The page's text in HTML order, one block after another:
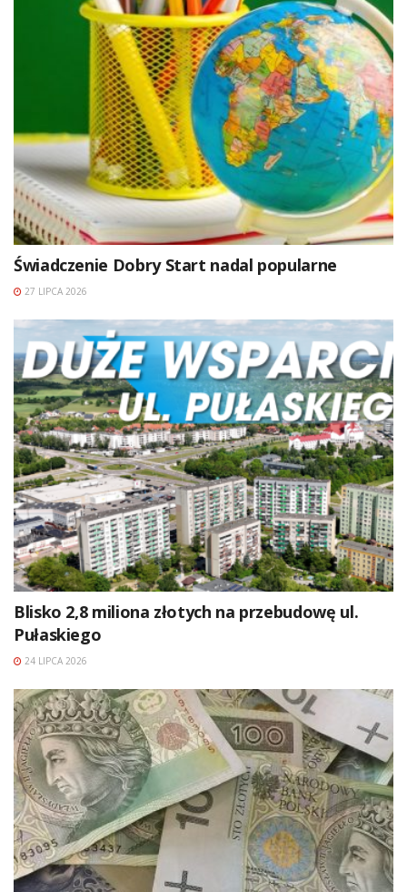
Świadczenie Dobry Start nadal popularne
27 LIPCA 2026
Blisko 2,8 miliona złotych na przebudowę ul.
Pułaskiego
24 LIPCA 2026